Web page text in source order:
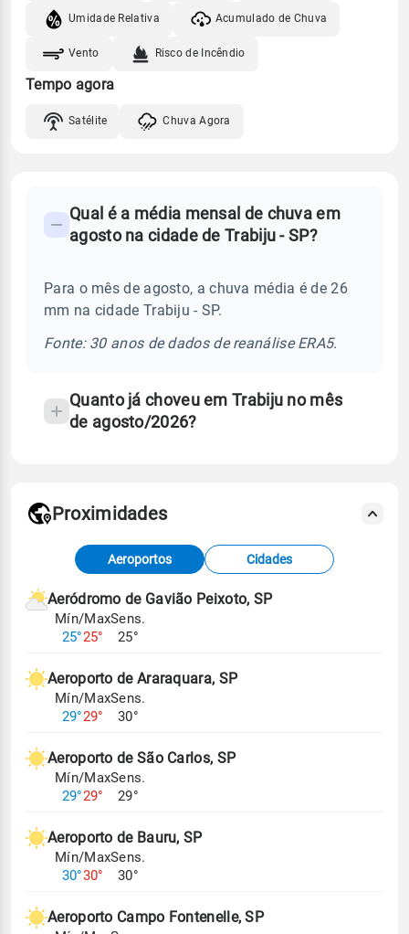
Umidade Relativa Acumulado de Chuva
Vento Risco de Incêndio
Tempo agora
Satélite Chuva Agora
Perguntas
sobre
chuva
Qual é a média mensal de chuva em
agosto na cidade de Trabiju - SP?
Para o mês de agosto, a chuva média é de 26
mm na cidade Trabiju - SP.
Fonte: 30 anos de dados de reanálise ERA5.
Quanto já choveu em Trabiju no mês
de agosto/2026?
Fonte: dados combinados de estações
meteorológicas e satélite do Centro de Previsão
de Tempo e Estudos Climáticos (CPTEC).
Para obter mais informações sobre os dados
Proximidades
Aeroportos Cidades
Aeródromo de Gavião Peixoto, SP
Mín/Max
25°25°
Sens.
25°
Aeroporto de Araraquara, SP
Mín/Max
29°29°
Sens.
30°
Aeroporto de São Carlos, SP
Mín/Max
29°29°
Sens.
29°
Aeroporto de Bauru, SP
Mín/Max
30°30°
Sens.
30°
Aeroporto Campo Fontenelle, SP